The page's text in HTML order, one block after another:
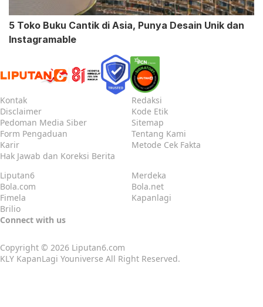
5 Toko Buku Cantik di Asia, Punya Desain Unik dan
Instagramable
Kontak
Redaksi
Disclaimer
Kode Etik
Pedoman Media Siber
Sitemap
Form Pengaduan
Tentang Kami
Karir
Metode Cek Fakta
Hak Jawab dan Koreksi Berita
Liputan6
Merdeka
Bola.com
Bola.net
Fimela
Kapanlagi
Brilio
Connect with us
Copyright © 2026 Liputan6.com
KLY KapanLagi Youniverse All Right Reserved.